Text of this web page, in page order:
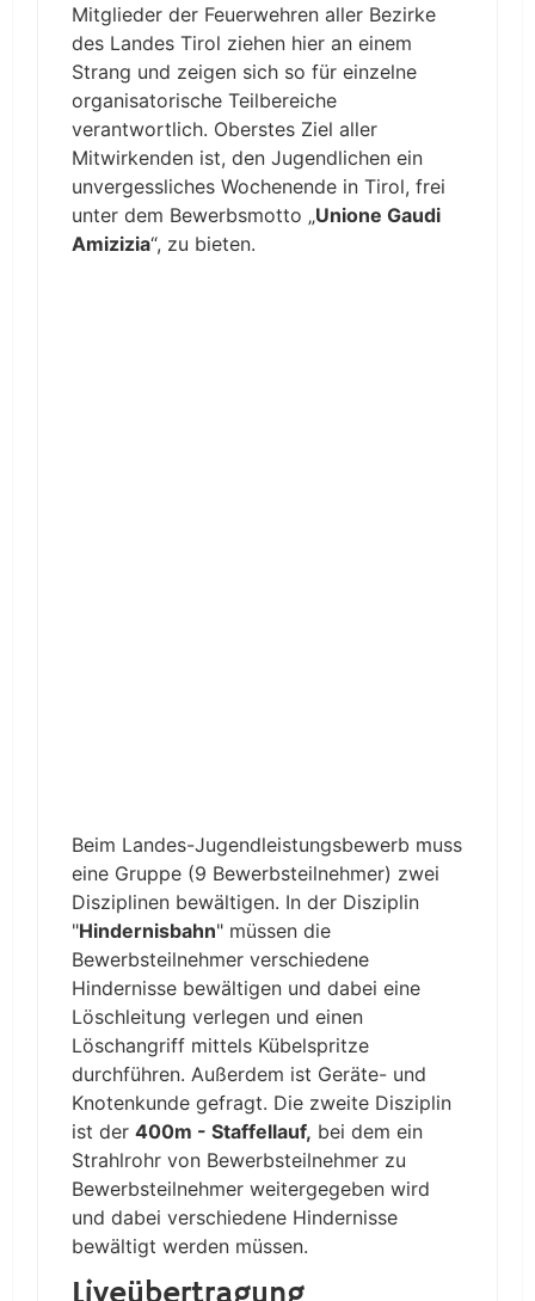
Mitglieder der Feuerwehren aller Bezirke
des Landes Tirol ziehen hier an einem
Strang und zeigen sich so für einzelne
organisatorische Teilbereiche
verantwortlich. Oberstes Ziel aller
Mitwirkenden ist, den Jugendlichen ein
unvergessliches Wochenende in Tirol, frei
unter dem Bewerbsmotto „Unione Gaudi
Amizizia“, zu bieten.
Beim Landes-Jugendleistungsbewerb muss
eine Gruppe (9 Bewerbsteilnehmer) zwei
Disziplinen bewältigen. In der Disziplin
"Hindernisbahn" müssen die
Bewerbsteilnehmer verschiedene
Hindernisse bewältigen und dabei eine
Löschleitung verlegen und einen
Löschangriff mittels Kübelspritze
durchführen. Außerdem ist Geräte- und
Knotenkunde gefragt. Die zweite Disziplin
ist der 400m - Staffellauf, bei dem ein
Strahlrohr von Bewerbsteilnehmer zu
Bewerbsteilnehmer weitergegeben wird
und dabei verschiedene Hindernisse
bewältigt werden müssen.